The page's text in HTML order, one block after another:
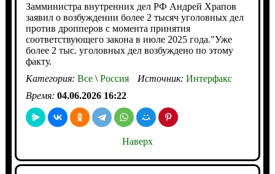
Замминистра внутренних дел РФ Андрей Храпов
заявил о возбуждении более 2 тысяч уголовных дел
против дропперов с момента принятия
соответствующего закона в июле 2025 года."Уже
более 2 тыс. уголовных дел возбуждено по этому
факту.
Категория: Все\Россия Источник: Интерфакс
Время: 04.06.2026 16:22
Наверх